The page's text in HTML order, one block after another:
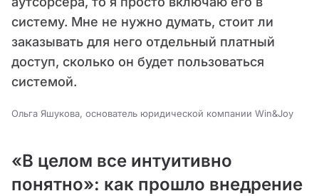
систему. Мне не нужно думать, стоит ли
заказывать для него отдельный платный
доступ, сколько он будет пользоваться
системой.
Ольга Яшукова, основатель юридической компании Win&Joy
«В целом все интуитивно
понятно»: как прошло внедрение